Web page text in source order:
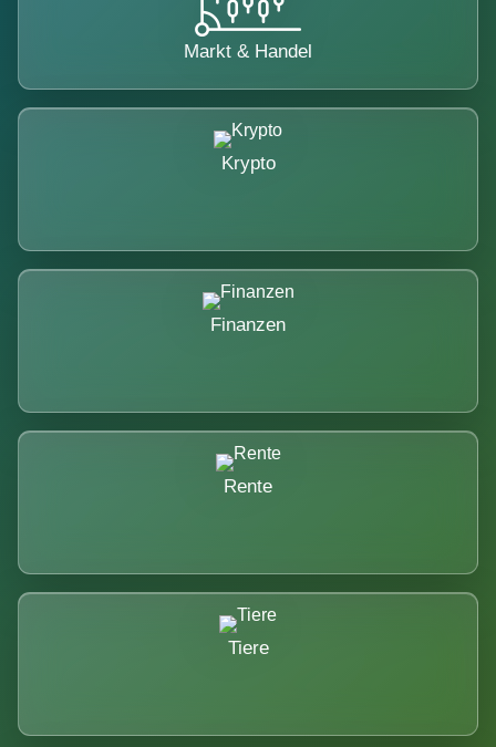
Markt & Handel
Krypto
Finanzen
Rente
Tiere